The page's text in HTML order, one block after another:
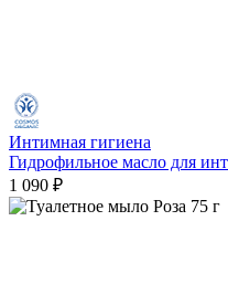
Интимная гигиена
Гидрофильное масло для
1 090 ₽